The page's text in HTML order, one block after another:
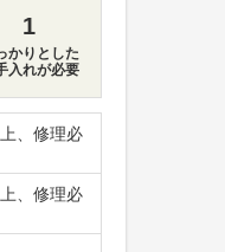
1
かりとした
入れが必要
、修理必
、修理必